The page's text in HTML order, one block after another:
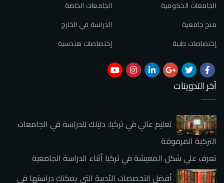
الجامعات الخاصة
الجامعات الحكومية
الدراسة في الخارج
منح جامعية
إختصاصات هندسية
إختصاصات طبية
آخر التدوينات
تعليم عالي في تركيا: دليلك للدراسة في الجامعات
التركية المرموقة
تعرف علي شكل المعيشة في تركيا أثناء الدراسة الجامعية
أفضل التخصصات الأدبية التي يمكنك دراستها في